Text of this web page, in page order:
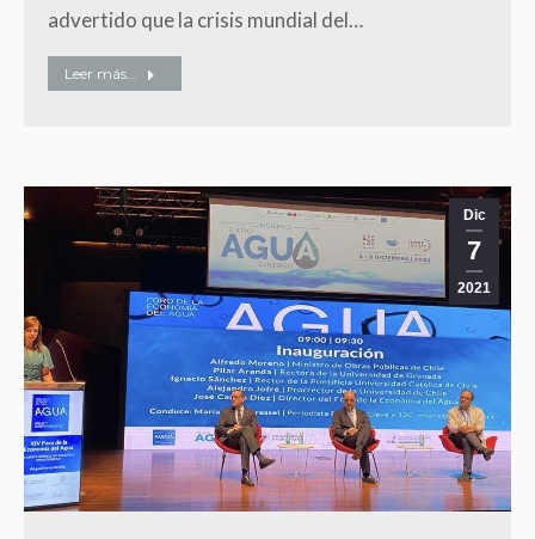
advertido que la crisis mundial del…
Leer más...
Dic
7
2021